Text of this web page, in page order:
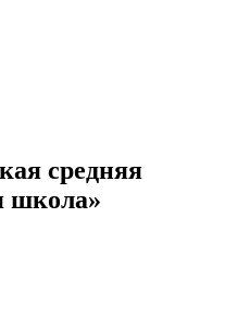
средняя
школа»